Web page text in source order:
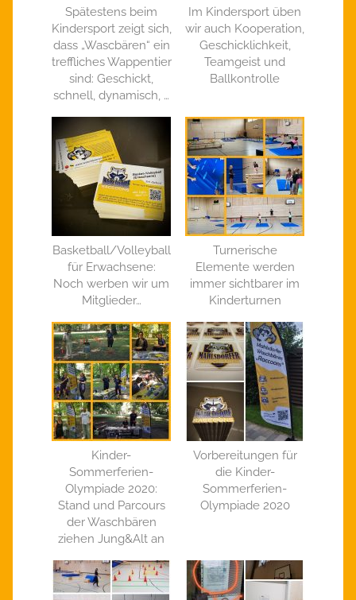
Spätestens beim
Kindersport zeigt sich,
dass „Wascbären“ ein
treffliches Wappentier
sind: Geschickt,
schnell, dynamisch, …
Im Kindersport üben
wir auch Kooperation,
Geschicklichkeit,
Teamgeist und
Ballkontrolle
Basketball/Volleyball
für Erwachsene:
Noch werben wir um
Mitglieder…
Turnerische
Elemente werden
immer sichtbarer im
Kinderturnen
Kinder-
Sommerferien-
Olympiade 2020:
Stand und Parcours
der Waschbären
ziehen Jung&Alt an
Vorbereitungen für
die Kinder-
Sommerferien-
Olympiade 2020